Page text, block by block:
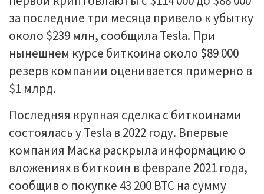
за последние три месяца привело к убытку
около $239 млн, сообщила Tesla. При
нынешнем курсе биткоина около $89 000
резерв компании оценивается примерно в
$1 млрд.
Последняя крупная сделка с биткоинами
состоялась у Tesla в 2022 году. Впервые
компания Маска раскрыла информацию о
вложениях в биткоин в феврале 2021 года,
сообщив о покупке 43 200 BTC на сумму